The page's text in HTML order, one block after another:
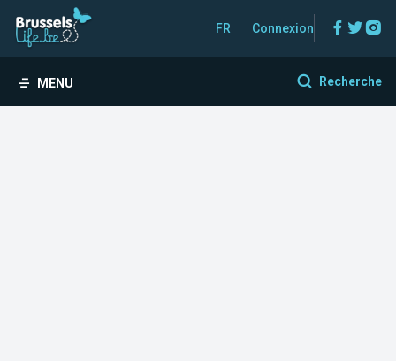
FR Connexion
MENU Recherche